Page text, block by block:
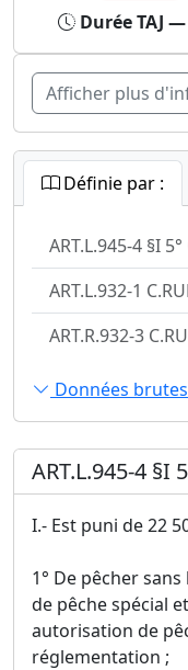
Durée TAJ
Afficher plus
Définie par :
ART.L.945-4 §I 5°
ART.L.932-1
ART.R.932-3
Données brutes
ART.L.945-4 §I
I.- Est puni de 22
1° De pêcher
de pêche spécial
autorisation de
réglementation ;